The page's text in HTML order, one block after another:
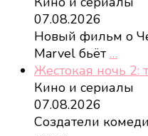
07.08.2026
Новый фильм о
Marvel бьёт …
Жестокая ночь 2:
Кино и сериалы
07.08.2026
Создатели